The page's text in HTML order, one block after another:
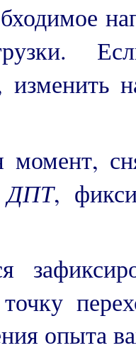
изменить
момент,
ДПТ,
опыта